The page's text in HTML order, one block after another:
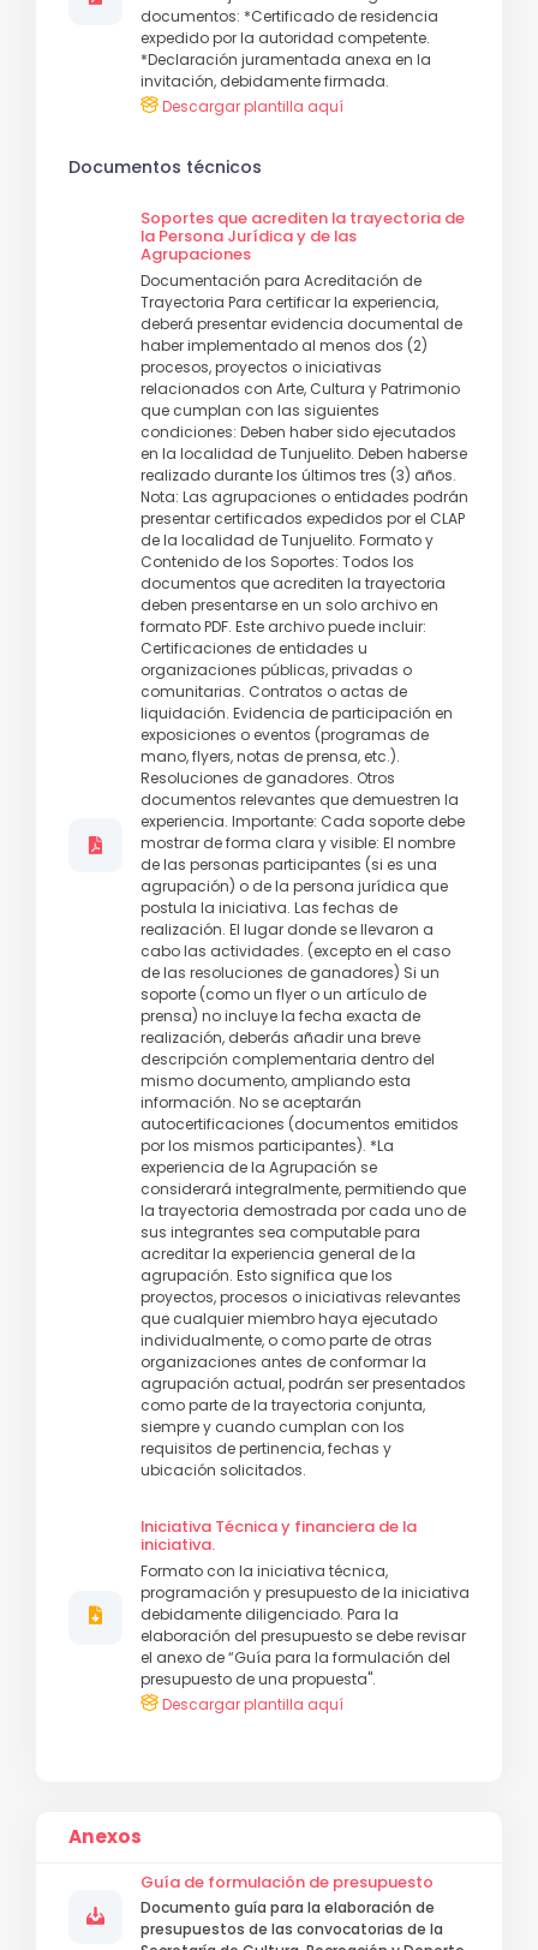
documentos: *Certificado de residencia
expedido por la autoridad competente.
*Declaración juramentada anexa en la
invitación, debidamente firmada.
Descargar plantilla aquí
Documentos técnicos
Soportes que acrediten la trayectoria de
la Persona Jurídica y de las
Agrupaciones
Documentación para Acreditación de
Trayectoria Para certificar la experiencia,
deberá presentar evidencia documental de
haber implementado al menos dos (2)
procesos, proyectos o iniciativas
relacionados con Arte, Cultura y Patrimonio
que cumplan con las siguientes
condiciones: Deben haber sido ejecutados
en la localidad de Tunjuelito. Deben haberse
realizado durante los últimos tres (3) años.
Nota: Las agrupaciones o entidades podrán
presentar certificados expedidos por el CLAP
de la localidad de Tunjuelito. Formato y
Contenido de los Soportes: Todos los
documentos que acrediten la trayectoria
deben presentarse en un solo archivo en
formato PDF. Este archivo puede incluir:
Certificaciones de entidades u
organizaciones públicas, privadas o
comunitarias. Contratos o actas de
liquidación. Evidencia de participación en
exposiciones o eventos (programas de
mano, flyers, notas de prensa, etc.).
Resoluciones de ganadores. Otros
documentos relevantes que demuestren la
experiencia. Importante: Cada soporte debe
mostrar de forma clara y visible: El nombre
de las personas participantes (si es una
agrupación) o de la persona jurídica que
postula la iniciativa. Las fechas de
realización. El lugar donde se llevaron a
cabo las actividades. (excepto en el caso
de las resoluciones de ganadores) Si un
soporte (como un flyer o un artículo de
prensa) no incluye la fecha exacta de
realización, deberás añadir una breve
descripción complementaria dentro del
mismo documento, ampliando esta
información. No se aceptarán
autocertificaciones (documentos emitidos
por los mismos participantes). *La
experiencia de la Agrupación se
considerará integralmente, permitiendo que
la trayectoria demostrada por cada uno de
sus integrantes sea computable para
acreditar la experiencia general de la
agrupación. Esto significa que los
proyectos, procesos o iniciativas relevantes
que cualquier miembro haya ejecutado
individualmente, o como parte de otras
organizaciones antes de conformar la
agrupación actual, podrán ser presentados
como parte de la trayectoria conjunta,
siempre y cuando cumplan con los
requisitos de pertinencia, fechas y
ubicación solicitados.
Iniciativa Técnica y financiera de la
iniciativa.
Formato con la iniciativa técnica,
programación y presupuesto de la iniciativa
debidamente diligenciado. Para la
elaboración del presupuesto se debe revisar
el anexo de “Guía para la formulación del
presupuesto de una propuesta".
Descargar plantilla aquí
Anexos
Guía de formulación de presupuesto
Documento guía para la elaboración de
presupuestos de las convocatorias de la